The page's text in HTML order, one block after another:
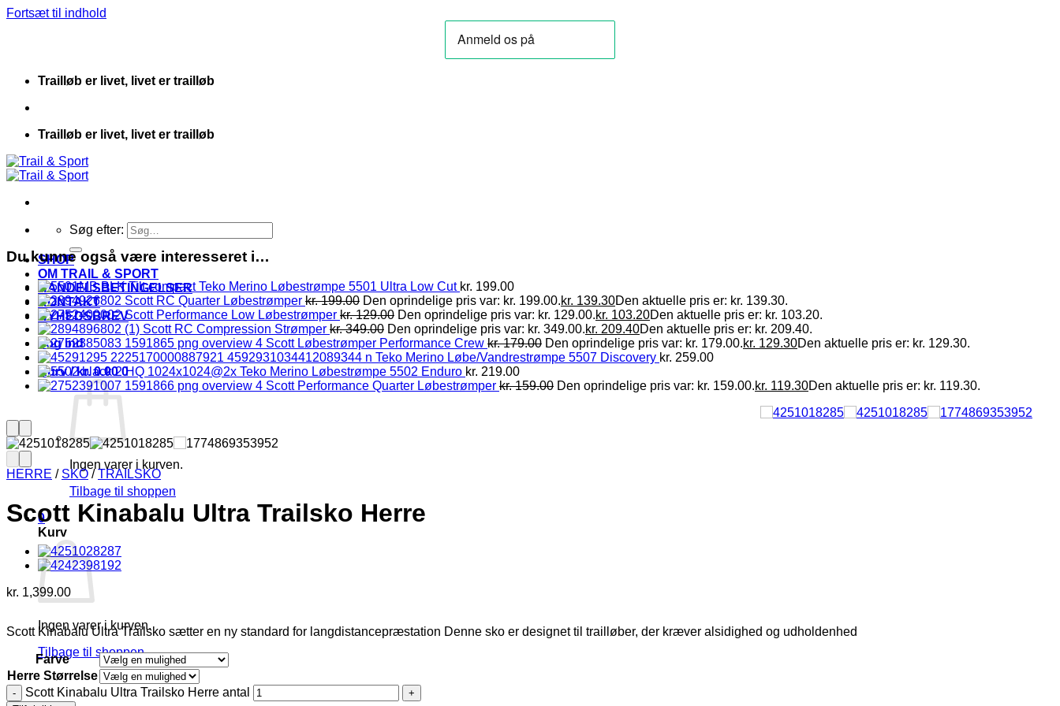
Fortsæt til indhold
Trailløb er livet, livet er trailløb
Trailløb er livet, livet er trailløb
Søg efter:
SHOP
OM TRAIL & SPORT
HANDELSBETINGELSER
KONTAKT
NYHEDSBREV
Log ind
Kurv /kr.0.00 0
Ingen varer i kurven.
Tilbage til shoppen
0
Kurv
Ingen varer i kurven.
Tilbage til shoppen
Du kunne også være interesseret i…
Teko Merino Løbestrømpe 5501 Ultra Low Cut kr. 199.00
Scott RC Quarter Løbestrømper kr.199.00 Den oprindelige pris var: kr. 199.00.kr. 139.30Den aktuelle pris er: kr. 139.30.
Scott Performance Low Løbestrømper kr.129.00 Den oprindelige pris var: kr. 129.00.kr. 103.20Den aktuelle pris er: kr. 103.20.
Scott RC Compression Strømper kr.349.00 Den oprindelige pris var: kr. 349.00.kr. 209.40Den aktuelle pris er: kr. 209.40.
Scott Løbestrømper Performance Crew kr.179.00 Den oprindelige pris var: kr. 179.00.kr. 129.30Den aktuelle pris er: kr. 129.30.
Teko Merino Løbe/Vandrestrømpe 5507 Discovery kr. 259.00
Teko Merino Løbestrømpe 5502 Enduro kr. 219.00
Scott Performance Quarter Løbestrømper kr.159.00 Den oprindelige pris var: kr. 159.00.kr. 119.30Den aktuelle pris er: kr. 119.30.
HERRE / SKO / TRAILSKO
Scott Kinabalu Ultra Trailsko Herre
kr. 1,399.00
Scott Kinabalu Ultra Trailsko sætter en ny standard for langdistancepræstation Denne sko er designet til trailløber, der kræver alsidighed og udholdenhed
Farve
Herre Størrelse
Scott Kinabalu Ultra Trailsko Herre antal